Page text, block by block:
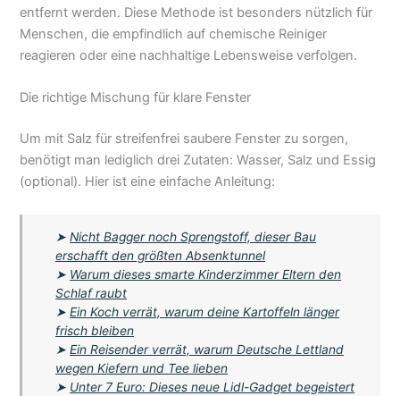
entfernt werden. Diese Methode ist besonders nützlich für
Menschen, die empfindlich auf chemische Reiniger
reagieren oder eine nachhaltige Lebensweise verfolgen.
Die richtige Mischung für klare Fenster
Um mit Salz für streifenfrei saubere Fenster zu sorgen,
benötigt man lediglich drei Zutaten: Wasser, Salz und Essig
(optional). Hier ist eine einfache Anleitung:
➤Nicht Bagger noch Sprengstoff, dieser Bau
erschafft den größten Absenktunnel
➤ Warum dieses smarte Kinderzimmer Eltern den
Schlaf raubt
➤Ein Koch verrät, warum deine Kartoffeln länger
frisch bleiben
➤Ein Reisender verrät, warum Deutsche Lettland
wegen Kiefern und Tee lieben
➤ Unter 7 Euro: Dieses neue Lidl-Gadget begeistert